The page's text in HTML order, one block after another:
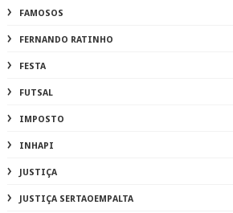
FAMOSOS
FERNANDO RATINHO
FESTA
FUTSAL
IMPOSTO
INHAPI
JUSTIÇA
JUSTIÇA SERTAOEMPALTA